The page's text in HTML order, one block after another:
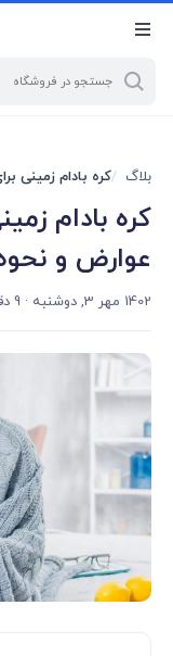
{ .w-ch{bottom: 125px
left:5px !important;} }
بلاگ کره بادام زمینی
کره بادام
عوارض و
1402 مهر 3, دوشنبه · 9 دقیقه مطالعه